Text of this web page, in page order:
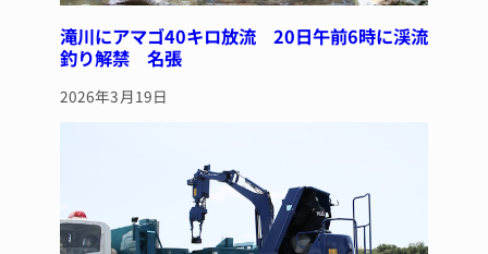
滝川にアマゴ40キロ放流 20日午前6時に渓流
釣り解禁 名張
2026年3月19日